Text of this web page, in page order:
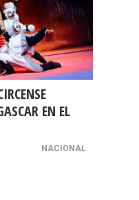
EN EL
NACIONAL